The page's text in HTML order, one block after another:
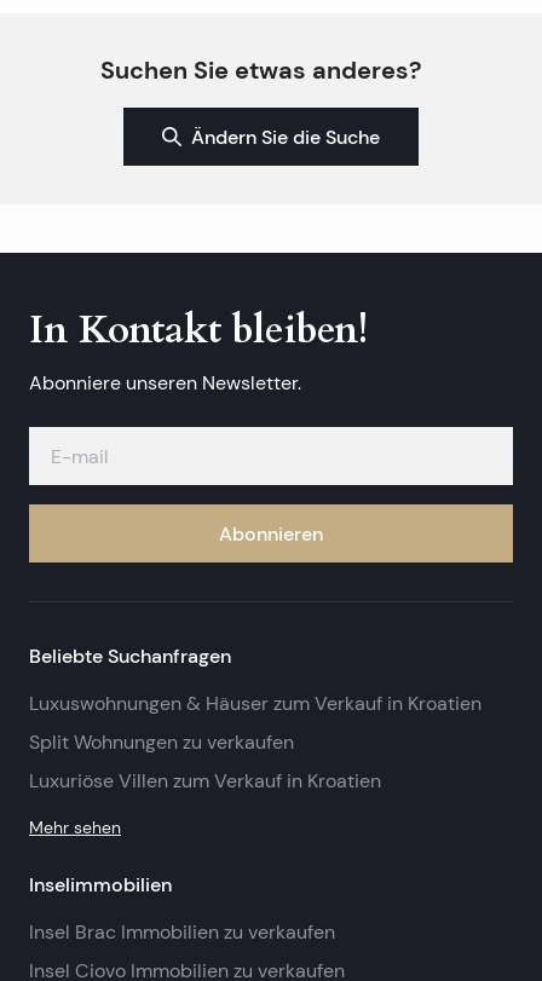
Suchen Sie etwas anderes?
Ändern Sie die Suche
In Kontakt bleiben!
Abonniere unseren Newsletter.
Abonnieren
Beliebte Suchanfragen
Luxuswohnungen & Häuser zum Verkauf in Kroatien
Split Wohnungen zu verkaufen
Luxuriöse Villen zum Verkauf in Kroatien
Mehr sehen
Inselimmobilien
Insel Brac Immobilien zu verkaufen
Insel Ciovo Immobilien zu verkaufen